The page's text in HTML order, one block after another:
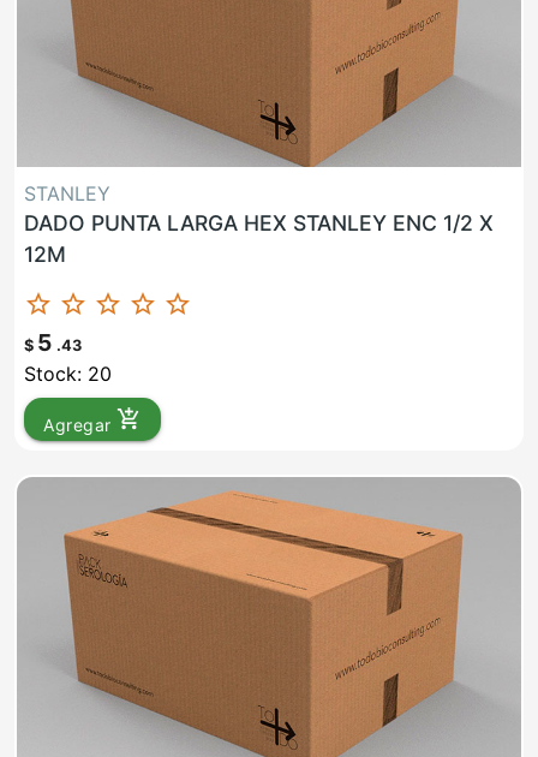
STANLEY
DADO PUNTA LARGA HEX STANLEY ENC 1/2 X
12M
star_border star_border star_border star_border star_border
$ 5 .43
Stock: 20
Agregar add_shopping_cart